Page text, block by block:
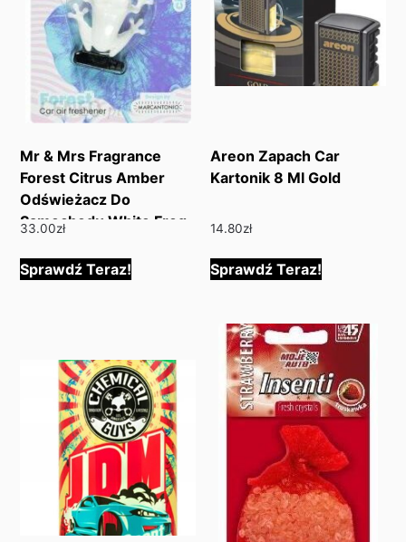
Mr & Mrs Fragrance
Forest Citrus Amber
Odświeżacz Do
Samochodu White Frog
33.00zł
Sprawdź Teraz!
Areon Zapach Car
Kartonik 8 Ml Gold
14.80zł
Sprawdź Teraz!